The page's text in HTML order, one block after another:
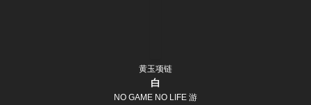
黄玉项链
白
NO GAME NO LIFE 游戏人生